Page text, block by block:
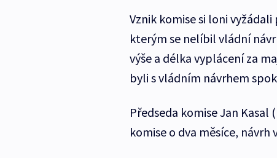
Vznik komise si loni
kterým se nelíbil vládní
výše a délka vyplácení za
byli s vládním návrhem
Předseda komise Jan
komise o dva měsíce, návrh